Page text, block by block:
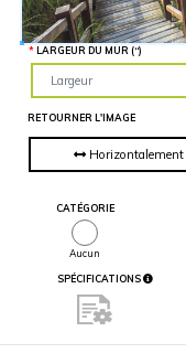
important
d'ajouter 2
pouces de
matériel
supplémentaire
en largeur et
en hauteur
pour faciliter
l'installation
lors du
recouvrement
complet. Pour
partielle du
mur, entrez
des mesures
LARGEUR DU MUR (“)
RETOURNER L'IMAGE